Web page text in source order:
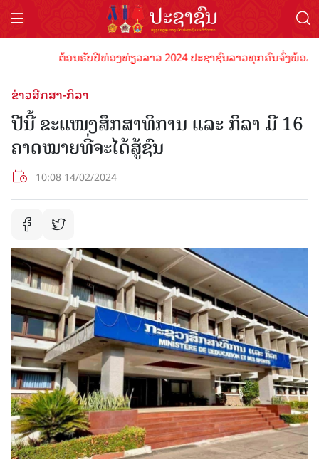
ຕ້ອນຮັບປີທ່ອງທ່ຽວລາວ 2024 ປະຊາຊົນລາວທຸກຄົນຈົ່ງພ້ອມເ
ຂ່າວສືກສາ-ກິລາ
ປີນີ້ ຂະແໜງສຶກສາທິການ ແລະ ກິລາ ມີ 16
ຄາດໝາຍທີ່ຈະໄດ້ສູ້ຊົນ
10:08 14/02/2024